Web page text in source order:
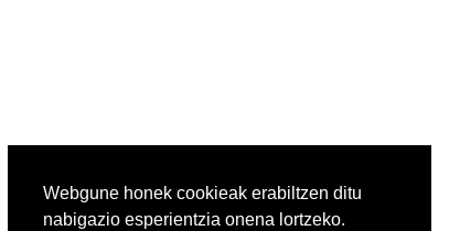
Webgune honek cookieak erabiltzen ditu
nabigazio esperientzia onena lortzeko.